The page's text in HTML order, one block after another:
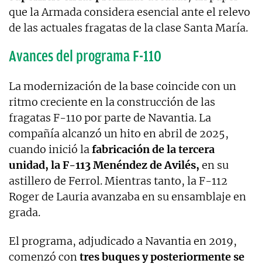
que la Armada considera esencial ante el relevo
de las actuales fragatas de la clase Santa María.
Avances del programa F-110
La modernización de la base coincide con un
ritmo creciente en la construcción de las
fragatas F-110 por parte de Navantia. La
compañía alcanzó un hito en abril de 2025,
cuando inició lafabricación de la tercera
unidad, la F-113 Menéndez de Avilés, en su
astillero de Ferrol. Mientras tanto, la F-112
Roger de Lauria avanzaba en su ensamblaje en
grada.
El programa, adjudicado a Navantia en 2019,
comenzó contres buques y posteriormente se